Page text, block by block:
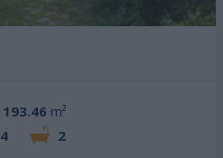
193.46 m²
4
2